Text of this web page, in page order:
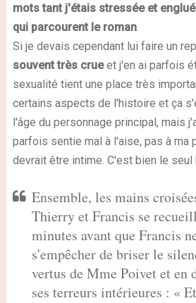
mots tant j'étais stressée et
qui parcourent le roman.
Si je devais cependant lui faire un
souvent très crueet j'en ai parfois
sexualité tient une place très
certains aspects de l'histoire et ça
l'âge du personnage principal, mais
parfois sentie mal à l'aise, pas à ma
devrait être intime. C'est bien le seul
Ensemble, les mains
Thierry et Francis se
minutes avant que Francis
s'empêcher de briser le
vertus de Mme Poivet et en
ses terreurs intérieures : «